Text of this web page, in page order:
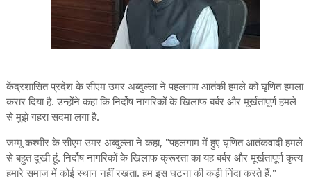
केंद्रशासित प्रदेश के सीएम उमर अब्दुल्ला ने पहलगाम आतंकी हमले को घृणित हमला
करार दिया है. उन्होंने कहा कि निर्दोष नागरिकों के खिलाफ बर्बर और मूर्खतापूर्ण हमले
से मुझे गहरा सदमा लगा है.
जम्मू कश्मीर के सीएम उमर अब्दुल्ला ने कहा, "पहलगाम में हुए घृणित आतंकवादी हमले
से बहुत दुखी हूं. निर्दोष नागरिकों के खिलाफ क्रूरता का यह बर्बर और मूर्खतापूर्ण कृत्य
हमारे समाज में कोई स्थान नहीं रखता. हम इस घटना की कड़ी निंदा करते हैं."